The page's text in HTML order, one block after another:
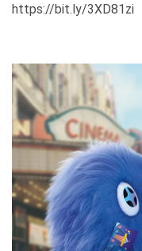
https://bit.ly/3XD81zi